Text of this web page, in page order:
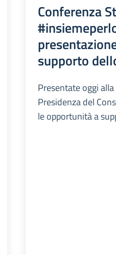
Conferenza
supporto
Presentate oggi
Presidenza del
le opportunità a